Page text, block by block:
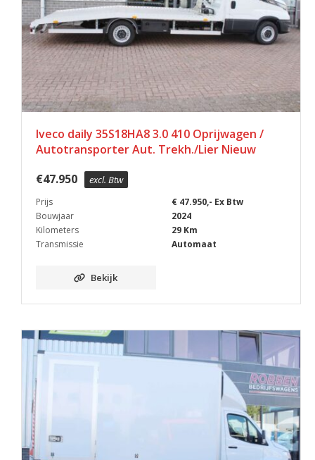
Iveco daily 35S18HA8 3.0 410 Oprijwagen /
Autotransporter Aut. Trekh./Lier Nieuw
€47.950 excl. Btw
Prijs
€ 47.950,- Ex Btw
Bouwjaar
2024
Kilometers
29 Km
Transmissie
Automaat
Bekijk